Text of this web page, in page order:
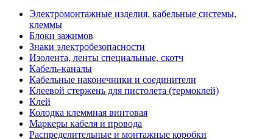
Электромонтажные изделия, кабельные системы,
клеммы
Блоки зажимов
Знаки электробезопасности
Изолента, ленты специальные, скотч
Кабель-каналы
Кабельные наконечники и соединители
Клеевой стержень для пистолета (термоклей)
Клей
Колодка клеммная винтовая
Маркеры кабеля и провода
Распределительные и монтажные коробки